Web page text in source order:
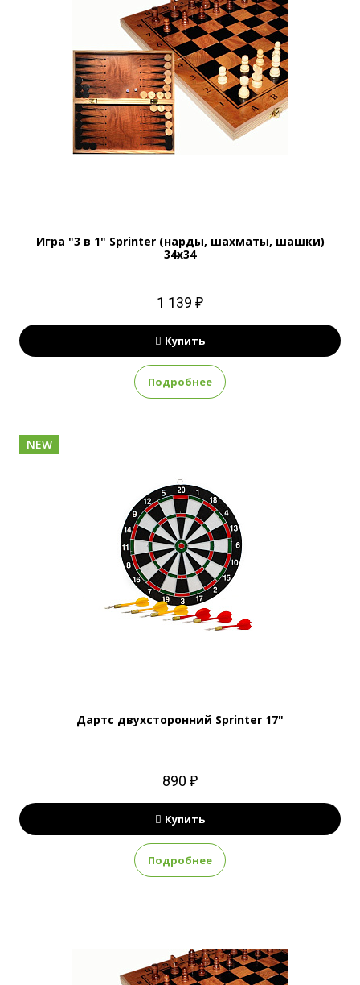
Игра "3 в 1" Sprinter (нарды, шахматы, шашки)
34x34
1 139 ₽
Купить
Подробнее
NEW
Дартс двухсторонний Sprinter 17"
890 ₽
Купить
Подробнее